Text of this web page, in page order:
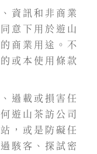
資訊和非商業
意下用於遊山
商業用途。不
或本使用條款
過載或損害任
遊山茶訪公司
，或是防礙任
駭客、探試密